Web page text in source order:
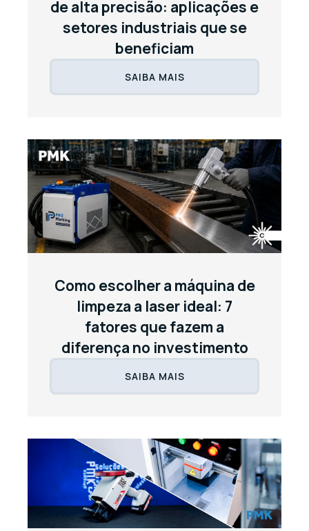
de alta precisão: aplicações e
setores industriais que se
beneficiam
SAIBA MAIS
Como escolher a máquina de
limpeza a laser ideal: 7
fatores que fazem a
diferença no investimento
SAIBA MAIS